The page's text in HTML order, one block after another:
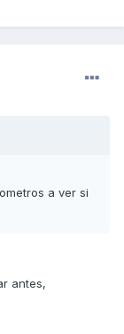
a ver si
antes,